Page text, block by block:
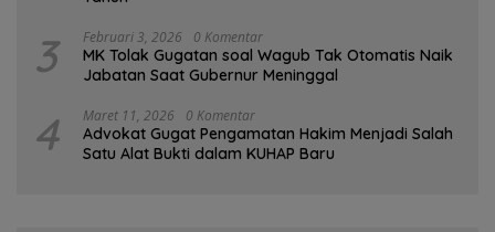
3 Februari 3, 2026 0 Komentar
MK Tolak Gugatan soal Wagub Tak Otomatis Naik
Jabatan Saat Gubernur Meninggal
4 Maret 11, 2026 0 Komentar
Advokat Gugat Pengamatan Hakim Menjadi Salah
Satu Alat Bukti dalam KUHAP Baru